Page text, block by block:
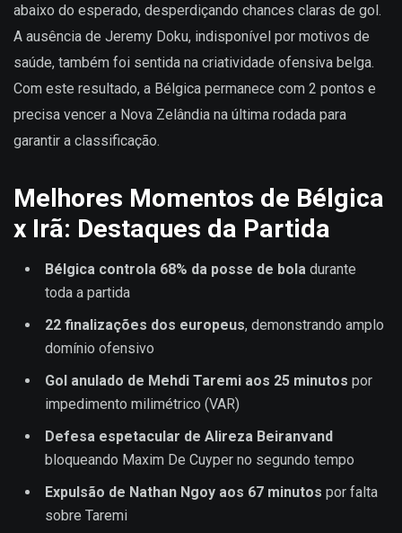
abaixo do esperado, desperdiçando chances claras de gol.
A ausência de Jeremy Doku, indisponível por motivos de
saúde, também foi sentida na criatividade ofensiva belga.
Com este resultado, a Bélgica permanece com 2 pontos e
precisa vencer a Nova Zelândia na última rodada para
garantir a classificação.
Melhores Momentos de Bélgica
x Irã: Destaques da Partida
Bélgica controla 68% da posse de bola durante
toda a partida
22 finalizações dos europeus, demonstrando amplo
domínio ofensivo
Gol anulado de Mehdi Taremi aos 25 minutos por
impedimento milimétrico (VAR)
Defesa espetacular de Alireza Beiranvand
bloqueando Maxim De Cuyper no segundo tempo
Expulsão de Nathan Ngoy aos 67 minutos por falta
sobre Taremi